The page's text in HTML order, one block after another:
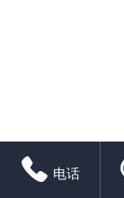
 电话